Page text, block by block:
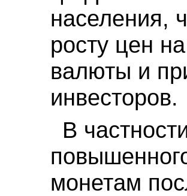
населения,
росту цен
валюты и
инвесторов.
В
монетам